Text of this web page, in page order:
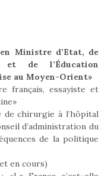
Ministre d’Etat, de
de l’Éducation
au Moyen-Orient»
français, essayiste et
de chirurgie à l’hôpital
d’administration du
de la politique
en cours)